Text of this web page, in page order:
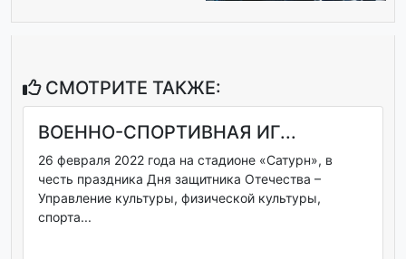
СМОТРИТЕ ТАКЖЕ:
ВОЕННО-СПОРТИВНАЯ ИГ...
26 февраля 2022 года на стадионе «Сатурн», в
честь праздника Дня защитника Отечества –
Управление культуры, физической культуры,
спорта...